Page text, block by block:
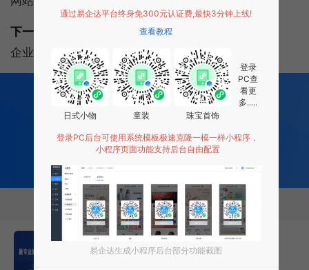
下一篇:
企业为什么要做手机网站?手机网站的5个优势
200
多项功能全部免费开发
全行业场景 适用
0 成本 0 门槛 一键生成
让每个商家都拥有适合自己的小程序
相关推荐
易企达网站建设优势
通过易企达平台终身免300元认证费,最快3分钟上线!
查看教程
日式小物 童装 珠宝首饰
登录
PC查
看更
多.....
登录PC后台可使用系统模板极速克隆一模一样小程序，
小程序页面功能支持后台自由配置
易企达生成小程序后台部分功能截图